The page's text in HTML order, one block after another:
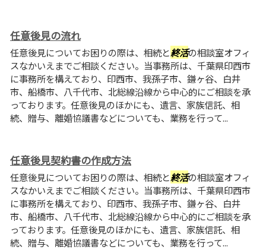
任意後見の流れ
任意後見についてお困りの際は、相続と終活の相談室オフィ
スなかいえまでご相談ください。当事務所は、千葉県印西市
に事務所を構えており、印西市、我孫子市、鎌ヶ谷、白井
市、船橋市、八千代市、北総線沿線から中心的にご相談を承
っております。任意後見のほかにも、遺言、家族信託、相
続、贈与、離婚協議書などについても、業務を行って...
任意後見契約書の作成方法
任意後見についてお困りの際は、相続と終活の相談室オフィ
スなかいえまでご相談ください。当事務所は、千葉県印西市
に事務所を構えており、印西市、我孫子市、鎌ヶ谷、白井
市、船橋市、八千代市、北総線沿線から中心的にご相談を承
っております。任意後見のほかにも、遺言、家族信託、相
続、贈与、離婚協議書などについても、業務を行って...